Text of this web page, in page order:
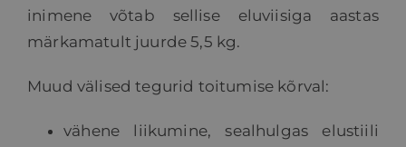
inimene võtab sellise eluviisiga aastas
märkamatult juurde 5,5 kg.
Muud välised tegurid toitumise kõrval:
vähene liikumine, sealhulgas elustiili